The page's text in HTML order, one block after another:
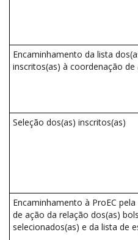
Encaminhamento da lista
inscritos(as) à coordenação de
Seleção dos(as) inscritos(as)
Encaminhamento à ProEC
de ação da relação dos(as)
selecionados(as) e da lista de